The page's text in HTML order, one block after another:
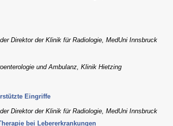
Direktor der Klinik für Radiologie, MedUni Innsbruck
und Ambulanz, Klinik Hietzing
Eingriffe
Direktor der Klinik für Radiologie, MedUni Innsbruck
bei Lebererkrankungen